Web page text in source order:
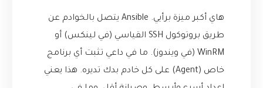
هاي أكبر ميزة برأيي. Ansible يتصل بالخوادم عن
طريق بروتوكول SSH القياسي (في لينكس) أو
WinRM (في ويندوز). ما في داعي تثبت أي برنامج
خاص (Agent) على كل خادم بدك تديره. هذا يعني